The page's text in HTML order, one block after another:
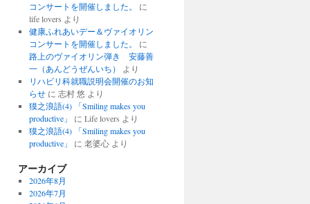
コンサートを開催しました。
に
life lovers より
健康ふれあいデー＆ヴァイオリン
コンサートを開催しました。
に
路上のヴァイオリン弾き 安藤善
一（あんどうぜんいち）
より
リハビリ科就職説明会開催のお知
らせに 志村 悠 より
獏之浪語(4) 「Smiling makes you
productive」
に Life lovers より
獏之浪語(4) 「Smiling makes you
productive」
に 老婆心 より
アーカイブ
2026年8月
2026年7月